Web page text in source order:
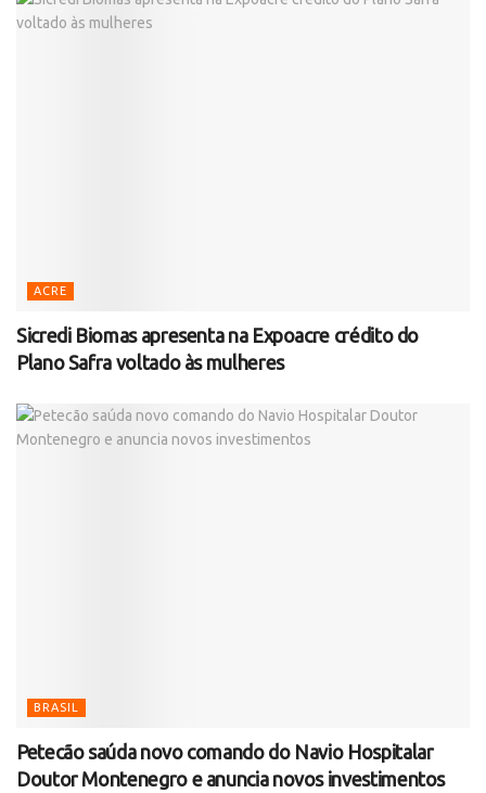
ACRE
Sicredi Biomas apresenta na Expoacre crédito do
Plano Safra voltado às mulheres
BRASIL
Petecão saúda novo comando do Navio Hospitalar
Doutor Montenegro e anuncia novos investimentos